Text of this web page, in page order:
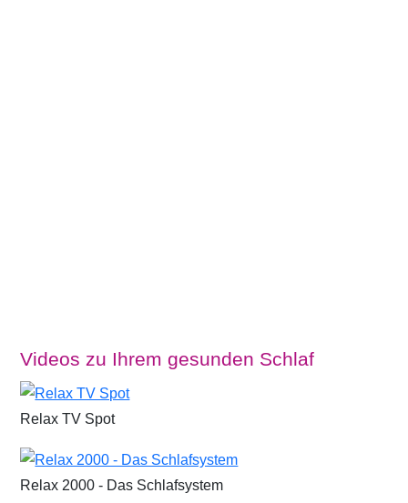
Videos zu Ihrem gesunden Schlaf
Relax TV Spot
Relax 2000 - Das Schlafsystem